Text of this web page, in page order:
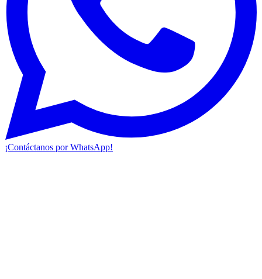
¡Contáctanos por WhatsApp!